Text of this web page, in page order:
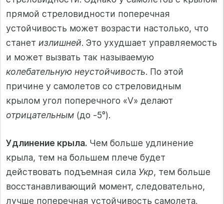
прямой стреловидности поперечная
устойчивость может возрасти настолько, что
станет излишней. Это ухудшает управляемость
и может вызвать так называемую
колебательную неустойчивость. По этой
причине у самолетов со стреловидным
крылом угол поперечного «V» делают
отрицательным (до -5°).
Удлинение крыла. Чем больше удлинение
крыла, тем на большем плече будет
действовать подъемная сила Укр, тем больше
восстанавливающий момент, следовательно,
лучше поперечная устойчивость самолета.